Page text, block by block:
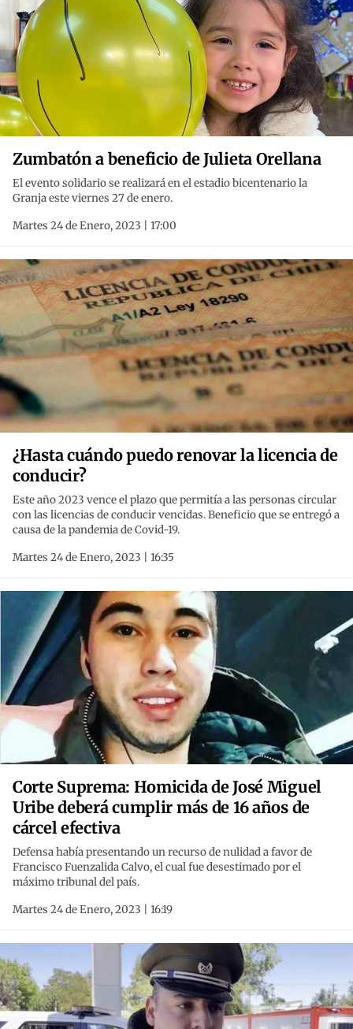
Zumbatón a beneficio de Julieta Orellana
El evento solidario se realizará en el estadio bicentenario la
Granja este viernes 27 de enero.
Martes 24 de Enero, 2023 | 17:00
¿Hasta cuándo puedo renovar la licencia de
conducir?
Este año 2023 vence el plazo que permitía a las personas circular
con las licencias de conducir vencidas. Beneficio que se entregó a
causa de la pandemia de Covid-19.
Martes 24 de Enero, 2023 | 16:35
Corte Suprema: Homicida de José Miguel
Uribe deberá cumplir más de 16 años de
cárcel efectiva
Defensa había presentando un recurso de nulidad a favor de
Francisco Fuenzalida Calvo, el cual fue desestimado por el
máximo tribunal del país.
Martes 24 de Enero, 2023 | 16:19